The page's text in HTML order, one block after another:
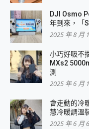
DJI Osmo
年到來，「
2025 年 8 月
小巧好吸不
MXs2
測
2025 年 6 月
會走動的冷
慧冷暖調溫
2025 年 6 月